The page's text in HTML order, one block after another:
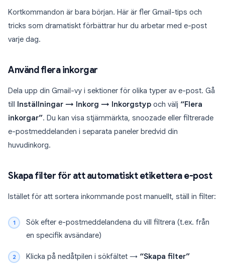
Kortkommandon är bara början. Här är fler Gmail-tips och
tricks som dramatiskt förbättrar hur du arbetar med e-post
varje dag.
Använd flera inkorgar
Dela upp din Gmail-vy i sektioner för olika typer av e-post. Gå
till
Inställningar → Inkorg → Inkorgstyp och välj “Flera
inkorgar”. Du kan visa stjärnmärkta, snoozade eller filtrerade
e-postmeddelanden i separata paneler bredvid din
huvudinkorg.
Skapa filter för att automatiskt etikettera e-post
Istället för att sortera inkommande post manuellt, ställ in filter:
Sök efter e-postmeddelandena du vill filtrera (t.ex. från
en specifik avsändare)
Klicka på nedåtpilen i sökfältet → “Skapa filter”